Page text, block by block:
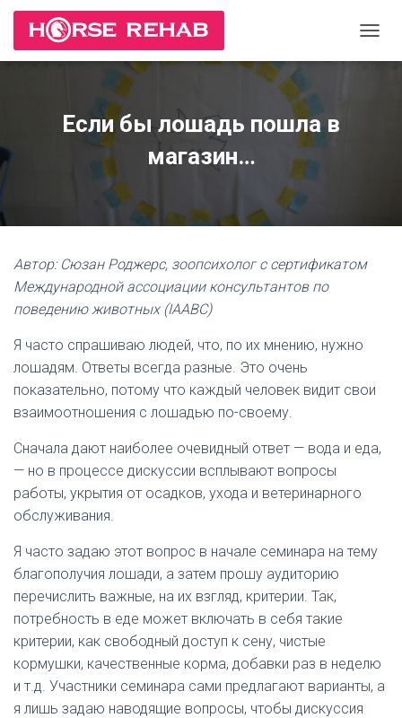
Е
Если бы лошадь пошла в
магазин…
Автор: Сюзан Роджерс, зоопсихолог с сертификатом
Международной ассоциации консультантов по
поведению животных (IAABC)
Я часто спрашиваю людей, что, по их мнению, нужно
лошадям. Ответы всегда разные. Это очень
показательно, потому что каждый человек видит свои
взаимоотношения с лошадью по-своему.
Сначала дают наиболее очевидный ответ — вода и еда,
— но в процессе дискуссии всплывают вопросы
работы, укрытия от осадков, ухода и ветеринарного
обслуживания.
Я часто задаю этот вопрос в начале семинара на тему
благополучия лошади, а затем прошу аудиторию
перечислить важные, на их взгляд, критерии. Так,
потребность в еде может включать в себя такие
критерии, как свободный доступ к сену, чистые
кормушки, качественные корма, добавки раз в неделю
и т.д. Участники семинара сами предлагают варианты, а
я лишь задаю наводящие вопросы, чтобы дискуссия